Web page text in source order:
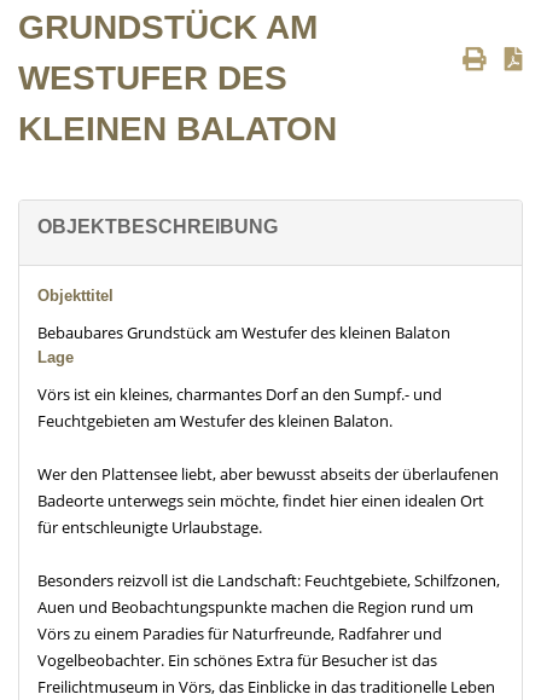
GRUNDSTÜCK AM
WESTUFER DES
KLEINEN BALATON
OBJEKTBESCHREIBUNG
Objekttitel
Bebaubares Grundstück am Westufer des kleinen Balaton
Lage
Vörs ist ein kleines, charmantes Dorf an den Sumpf.- und
Feuchtgebieten am Westufer des kleinen Balaton.
Wer den Plattensee liebt, aber bewusst abseits der überlaufenen
Badeorte unterwegs sein möchte, findet hier einen idealen Ort
für entschleunigte Urlaubstage.
Besonders reizvoll ist die Landschaft: Feuchtgebiete, Schilfzonen,
Auen und Beobachtungspunkte machen die Region rund um
Vörs zu einem Paradies für Naturfreunde, Radfahrer und
Vogelbeobachter. Ein schönes Extra für Besucher ist das
Freilichtmuseum in Vörs, das Einblicke in das traditionelle Leben